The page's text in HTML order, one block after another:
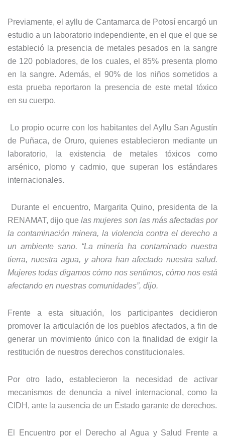
Previamente, el ayllu de Cantamarca de Potosí encargó un
estudio a un laboratorio independiente, en el que el que se
estableció la presencia de metales pesados en la sangre
de 120 pobladores, de los cuales, el 85% presenta plomo
en la sangre. Además, el 90% de los niños sometidos a
esta prueba reportaron la presencia de este metal tóxico
en su cuerpo.
Lo propio ocurre con los habitantes del Ayllu San Agustín
de Puñaca, de Oruro, quienes establecieron mediante un
laboratorio, la existencia de metales tóxicos como
arsénico, plomo y cadmio, que superan los estándares
internacionales.
Durante el encuentro, Margarita Quino, presidenta de la
RENAMAT, dijo que las mujeres son las más afectadas por
la contaminación minera, la violencia contra el derecho a
un ambiente sano. “La minería ha contaminado nuestra
tierra, nuestra agua, y ahora han afectado nuestra salud.
Mujeres todas digamos cómo nos sentimos, cómo nos está
afectando en nuestras comunidades”, dijo.
Frente a esta situación, los participantes decidieron
promover la articulación de los pueblos afectados, a fin de
generar un movimiento único con la finalidad de exigir la
restitución de nuestros derechos constitucionales.
Por otro lado, establecieron la necesidad de activar
mecanismos de denuncia a nivel internacional, como la
CIDH, ante la ausencia de un Estado garante de derechos.
El Encuentro por el Derecho al Agua y Salud Frente a